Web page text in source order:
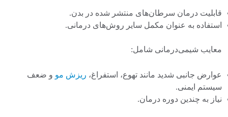
قابلیت درمان سرطان‌های منتشر شده در بدن.
استفاده به عنوان مکمل سایر روش‌های درمانی.
معایب شیمی‌درمانی شامل:
عوارض جانبی شدید مانند تهوع، استفراغ، ریزش مو و ضعف
سیستم ایمنی.
نیاز به چندین دوره درمان.